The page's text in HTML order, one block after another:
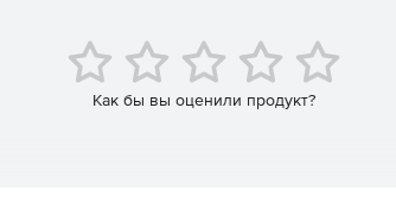
Как бы вы оценили продукт?